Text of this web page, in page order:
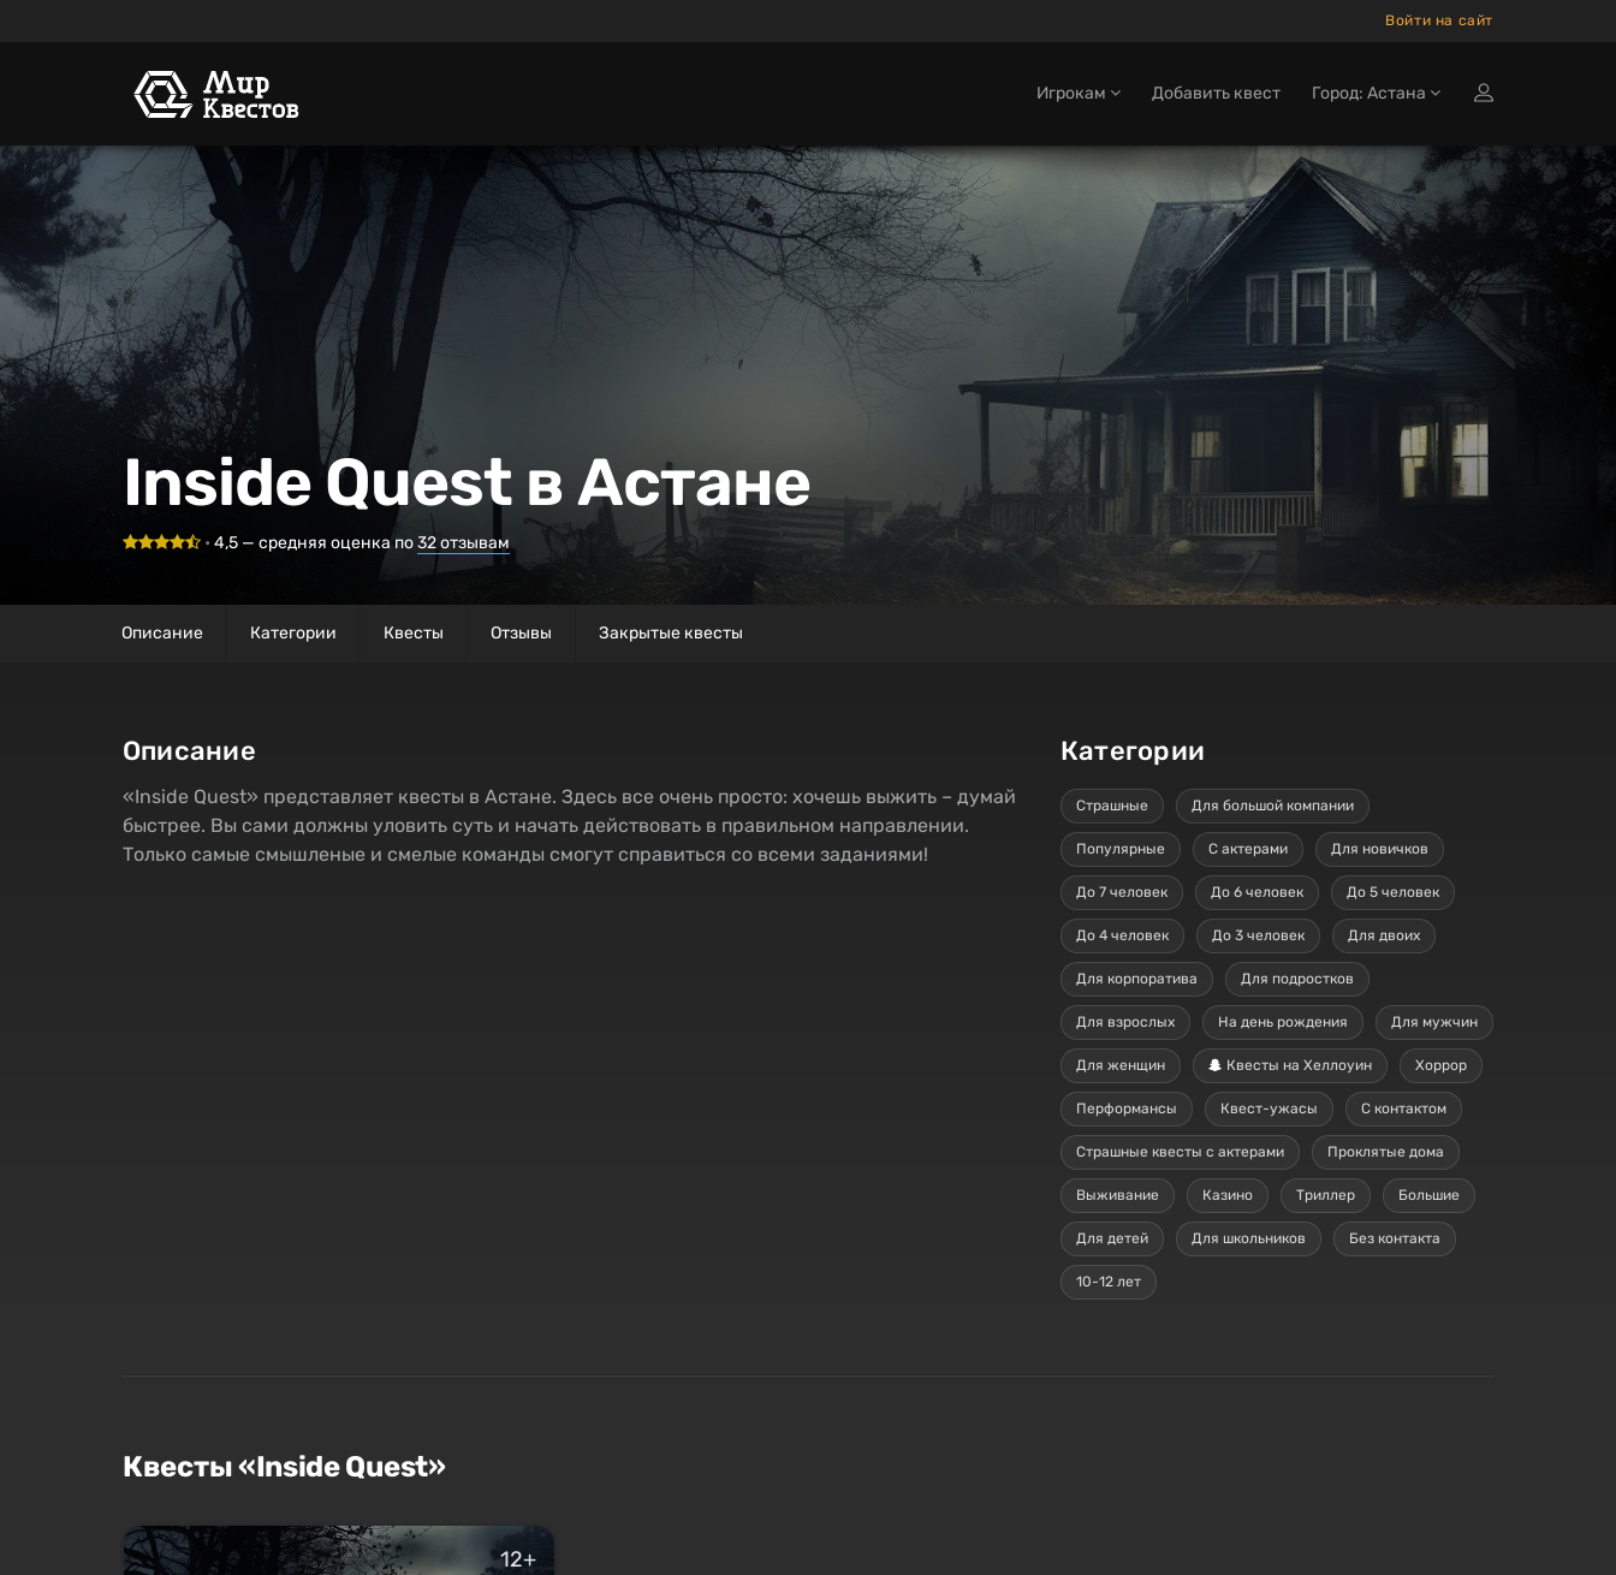
Войти на сайт
Игрокам Добавить квест Город: Астана
Inside Quest в Астане
• 4,5 — средняя оценка по32отзывам
Описание Категории Квесты Отзывы Закрытые квесты
Описание
«Inside Quest» представляет квесты в Астане. Здесь все очень просто: хочешь выжить – думай
быстрее. Вы сами должны уловить суть и начать действовать в правильном направлении.
Только самые смышленые и смелые команды смогут справиться со всеми заданиями!
Категории
Страшные Для большой компании
Популярные С актерами Для новичков
До 7 человек До 6 человек До 5 человек
До 4 человек До 3 человек Для двоих
Для корпоратива Для подростков
Для взрослых На день рождения Для мужчин
Для женщин Квесты на Хеллоуин Хоррор
Перформансы Квест-ужасы С контактом
Страшные квесты с актерами Проклятые дома
Выживание Казино Триллер Большие
Для детей Для школьников Без контакта
10-12 лет
Квесты «Inside Quest»
12+